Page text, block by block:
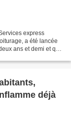
express
a été lancée
ans et demi et que
déjà